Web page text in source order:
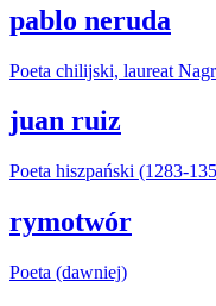
pablo neruda
Poeta chilijski, laureat
juan ruiz
Poeta hiszpański (1283-
rymotwór
Poeta (dawniej)